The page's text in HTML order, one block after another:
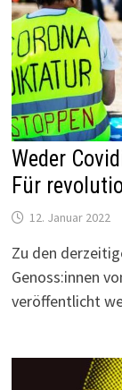
Weder
Für
12. Januar 2022
Zu den
Genoss:innen
veröffentlicht